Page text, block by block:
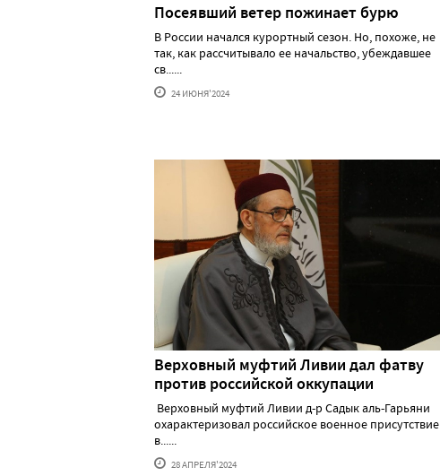
Посеявший ветер пожинает бурю
В России начался курортный сезон. Но, похоже, не
так, как рассчитывало ее начальство, убеждавшее
св......
24 ИЮНЯ'2024
Верховный муфтий Ливии дал фатву
против российской оккупации
Верховный муфтий Ливии д-р Садык аль-Гарьяни
охарактеризовал российское военное присутствие
в......
28 АПРЕЛЯ'2024